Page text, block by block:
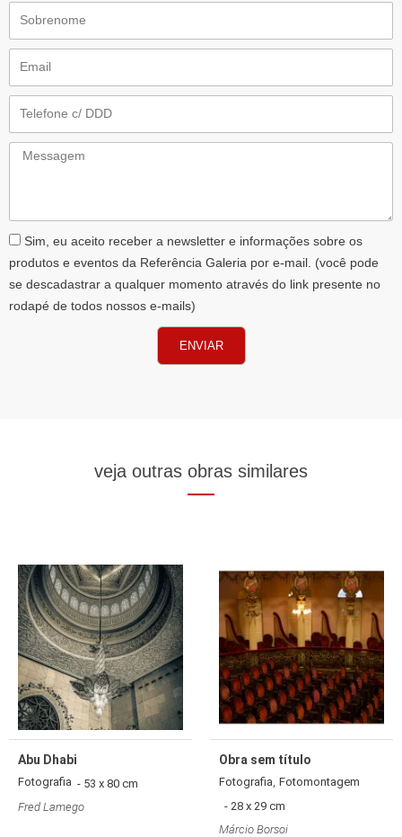
Messagem
AceiteLGPD
Sim, eu aceito receber a newsletter e informações sobre os
produtos e eventos da Referência Galeria por e-mail. (você pode
se descadastrar a qualquer momento através do link presente no
rodapé de todos nossos e-mails)
ENVIAR
veja outras obras similares
Abu Dhabi
Fotografia - 53 x 80 cm
Fred Lamego
Obra sem título
Fotografia, Fotomontagem
- 28 x 29 cm
Márcio Borsoi